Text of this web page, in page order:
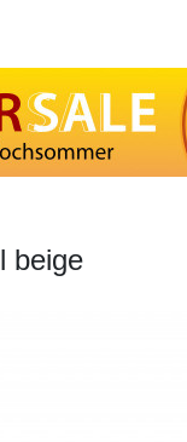
beige